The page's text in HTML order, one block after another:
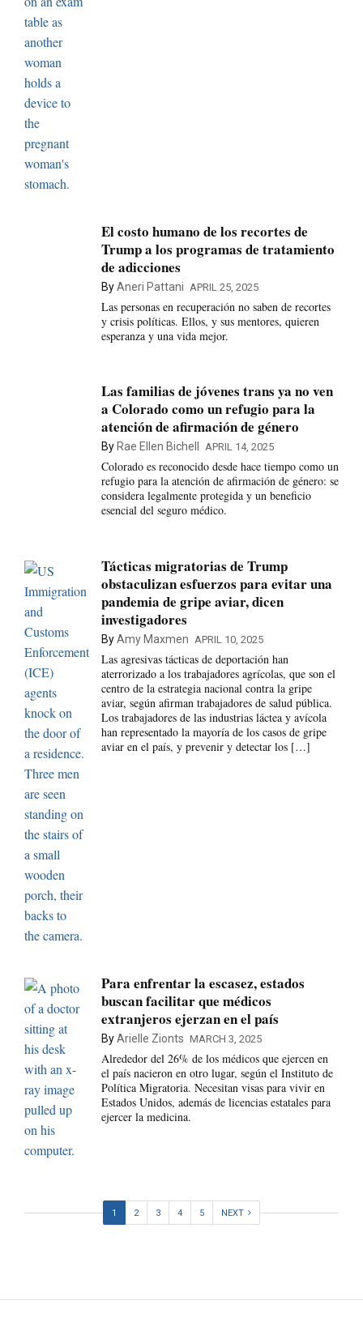
El costo humano de los recortes de
Trump a los programas de tratamiento
de adicciones
ByAneri Pattani APRIL 25, 2025
Las personas en recuperación no saben de recortes
y crisis políticas. Ellos, y sus mentores, quieren
esperanza y una vida mejor.
Las familias de jóvenes trans ya no ven
a Colorado como un refugio para la
atención de afirmación de género
By Rae Ellen Bichell APRIL 14, 2025
Colorado es reconocido desde hace tiempo como un
refugio para la atención de afirmación de género: se
considera legalmente protegida y un beneficio
esencial del seguro médico.
Tácticas migratorias de Trump
obstaculizan esfuerzos para evitar una
pandemia de gripe aviar, dicen
investigadores
ByAmy Maxmen APRIL 10, 2025
Las agresivas tácticas de deportación han
aterrorizado a los trabajadores agrícolas, que son el
centro de la estrategia nacional contra la gripe
aviar, según afirman trabajadores de salud pública.
Los trabajadores de las industrias láctea y avícola
han representado la mayoría de los casos de gripe
aviar en el país, y prevenir y detectar los […]
Para enfrentar la escasez, estados
buscan facilitar que médicos
extranjeros ejerzan en el país
ByArielle Zionts MARCH 3, 2025
Alrededor del 26% de los médicos que ejercen en
el país nacieron en otro lugar, según el Instituto de
Política Migratoria. Necesitan visas para vivir en
Estados Unidos, además de licencias estatales para
ejercer la medicina.
1 2 3 4 5 NEXT